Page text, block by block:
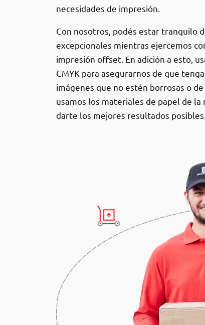
necesidades de impresión.
Con nosotros, podés estar tranquilo
excepcionales mientras ejercemos
impresión offset. En adición a esto,
CMYK para asegurarnos de que
imágenes que no estén borrosas o
usamos los materiales de papel de
darte los mejores resultados posibles.